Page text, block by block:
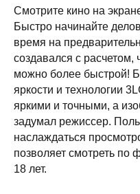
Смотрите кино на
Быстро начинайте
время на
создавался с расчетом,
можно более быстрой!
яркости и технологии
яркими и точными, а
задумал режиссер.
наслаждаться
позволяет смотреть по
18 лет.